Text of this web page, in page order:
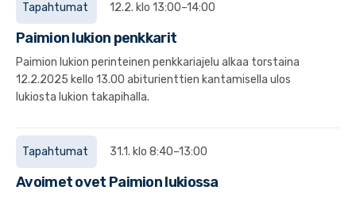
Tapahtumat 12.2. klo 13:00–14:00
Paimion lukion penkkarit
Paimion lukion perinteinen penkkariajelu alkaa torstaina
12.2.2025 kello 13.00 abiturienttien kantamisella ulos
lukiosta lukion takapihalla.
Tapahtumat 31.1. klo 8:40–13:00
Avoimet ovet Paimion lukiossa